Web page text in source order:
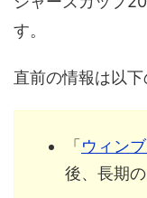
す。
直前の情報は以下
「 ウィン
後、長期